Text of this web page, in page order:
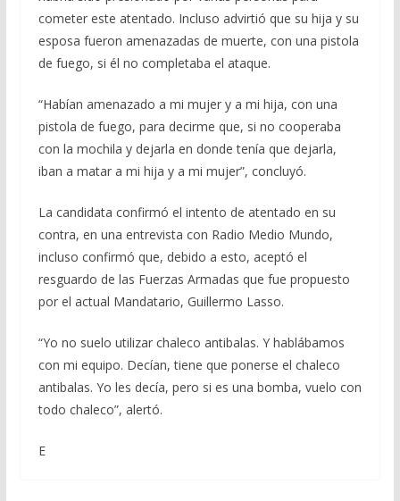
cometer este atentado. Incluso advirtió que su hija y su
esposa fueron amenazadas de muerte, con una pistola
de fuego, si él no completaba el ataque.
“Habían amenazado a mi mujer y a mi hija, con una
pistola de fuego, para decirme que, si no cooperaba
con la mochila y dejarla en donde tenía que dejarla,
iban a matar a mi hija y a mi mujer”, concluyó.
La candidata confirmó el intento de atentado en su
contra, en una entrevista con Radio Medio Mundo,
incluso confirmó que, debido a esto, aceptó el
resguardo de las Fuerzas Armadas que fue propuesto
por el actual Mandatario, Guillermo Lasso.
“Yo no suelo utilizar chaleco antibalas. Y hablábamos
con mi equipo. Decían, tiene que ponerse el chaleco
antibalas. Yo les decía, pero si es una bomba, vuelo con
todo chaleco”, alertó.
E